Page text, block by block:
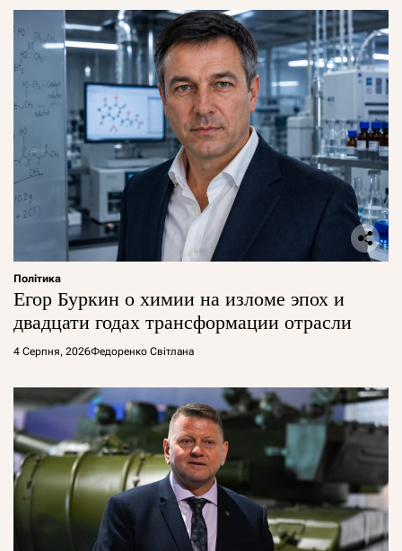
Політика
Егор Буркин о химии на изломе эпох и
двадцати годах трансформации отрасли
4 Серпня, 2026Федоренко Світлана